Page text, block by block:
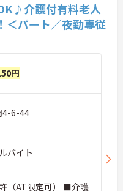
介護付有料老人
＜パート／夜勤専従
円
4-6-44
バイト
（AT限定可） ■介護